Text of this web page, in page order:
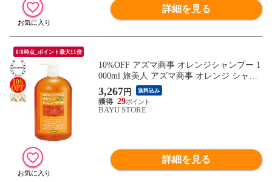
詳細を見る
8/8時点_ポイント最大11倍
10%OFF アズマ商事 オレンジシャンプー 1
000ml 旅美人 アズマ商事 オレンジ シャン
プー アズマ商事シャンプー オレンジの香
り 旅美人オレンジシャンプー シャンプー
オレンジ アズマ商事オレンジシャンプー
3,267 円 送料込み
29
BAYU STORE
詳細を見る